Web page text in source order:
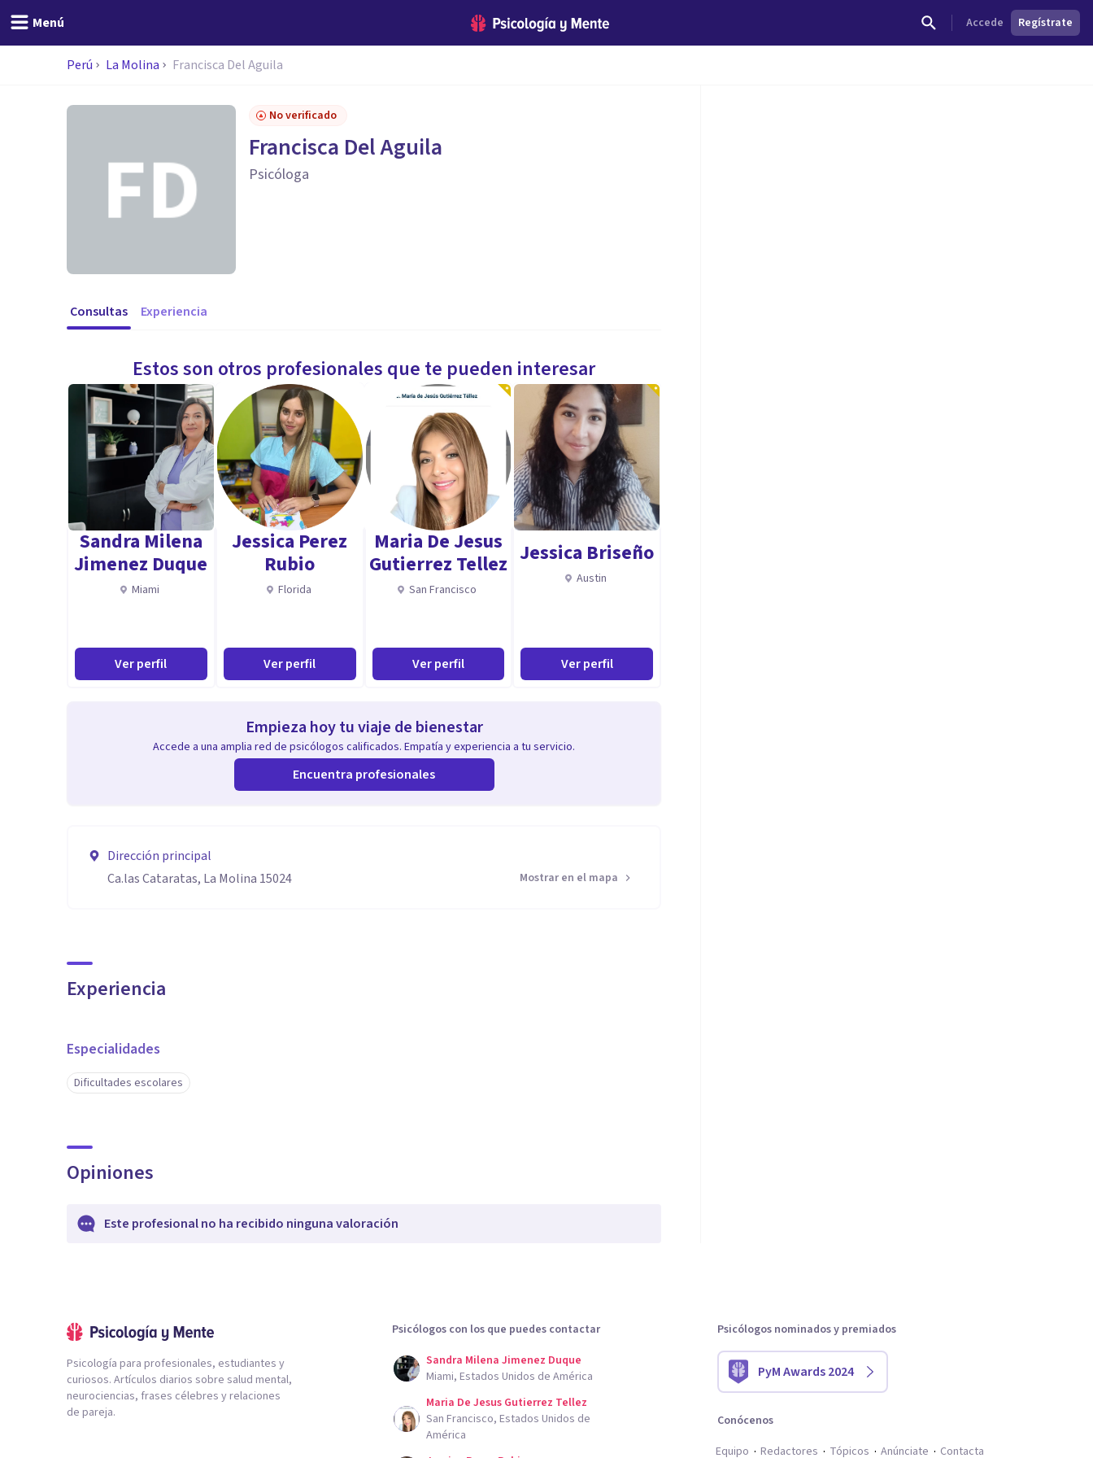
Menú Accede Regístrate
Perú La Molina Francisca Del Aguila
No verificado
Francisca Del Aguila
Psicóloga
Consultas Experiencia
Estos son otros profesionales que te pueden interesar
Sandra Milena
Jimenez Duque
Miami
Ver perfil
Jessica Perez
Rubio
Florida
Ver perfil
Maria De Jesus
Gutierrez Tellez
San Francisco
Ver perfil
Jessica Briseño
Austin
Ver perfil
Empieza hoy tu viaje de bienestar
Accede a una amplia red de psicólogos calificados. Empatía y experiencia a tu servicio.
Encuentra profesionales
Dirección principal
Ca.las Cataratas, La Molina 15024
Mostrar en el mapa
Experiencia
Especialidades
Dificultades escolares
Opiniones
Este profesional no ha recibido ninguna valoración
Psicología para profesionales, estudiantes y
curiosos. Artículos diarios sobre salud mental,
neurociencias, frases célebres y relaciones
de pareja.
Psicólogos con los que puedes contactar
Sandra Milena Jimenez Duque
Miami, Estados Unidos de América
Maria De Jesus Gutierrez Tellez
San Francisco, Estados Unidos de
América
Psicólogos nominados y premiados
PyM Awards 2024
Conócenos
Equipo
Redactores Tópicos Anúnciate Contacta